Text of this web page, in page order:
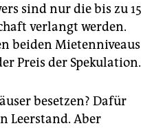
sind nur die bis zu 15
verlangt werden.
beiden Mietenniveaus
Preis der Spekulation.
besetzen? Dafür
Leerstand. Aber